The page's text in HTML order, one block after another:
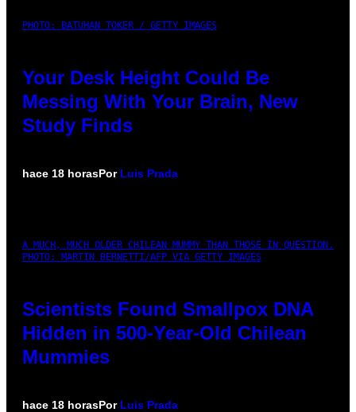
PHOTO: BATUHAN TOKER / GETTY IMAGES
Your Desk Height Could Be
Messing With Your Brain, New
Study Finds
hace 18 horasPor Luis Prada
A MUCH, MUCH OLDER CHILEAN MUMMY THAN THOSE IN QUESTION.
PHOTO: MARTIN BERNETTI/AFP VIA GETTY IMAGES
Scientists Found Smallpox DNA
Hidden in 500-Year-Old Chilean
Mummies
hace 18 horasPor Luis Prada